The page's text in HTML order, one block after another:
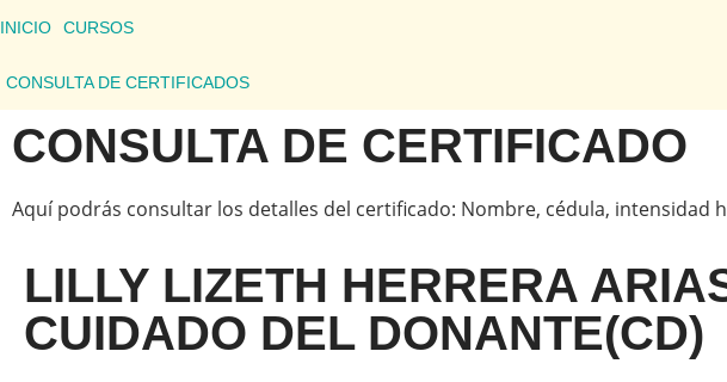
INICIO CURSOS
CONSULTA DE CERTIFICADOS
CONSULTA DE CERTIFICADO
Aquí podrás consultar los detalles del certificado: Nombre, cédula, intensidad
LILLY LIZETH HERRERA
CUIDADO DEL DONANTE(CD)